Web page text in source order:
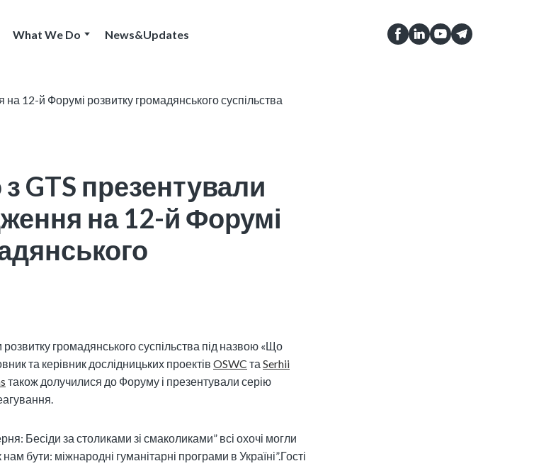
What We Do News&Updates
GTS презентували
на 12-й Форумі
громадянського суспільства під назвою «Що
та керівник дослідницьких проектів OSWC та Serhii
також долучилися до Форуму і презентували серію
Бесіди за столиками зі смаколиками” всі охочі могли
бути: міжнародні гуманітарні програми в Україні”.Гості